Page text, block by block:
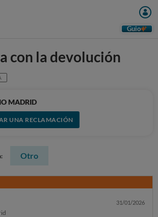
Guio
con la devolución
MADRID
UNA RECLAMACIÓN
Otro
31/01/2026